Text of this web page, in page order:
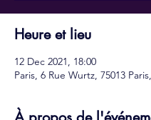
Heure et lieu
12 Dec 2021, 18:00
Paris, 6 Rue Wurtz, 75013